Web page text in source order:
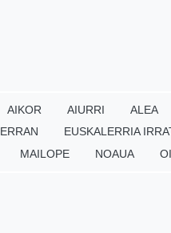
AIKOR AIURRI ALEA
ERRAN EUSKALERRIA
MAILOPE NOAUA